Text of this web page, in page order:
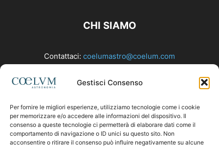
Gestisci Consenso
Per fornire le migliori esperienze, utilizziamo tecnologie come i cookie
per memorizzare e/o accedere alle informazioni del dispositivo. Il
consenso a queste tecnologie ci permetterà di elaborare dati come il
comportamento di navigazione o ID unici su questo sito. Non
acconsentire o ritirare il consenso può influire negativamente su alcune
CHI SIAMO
Contattaci: coelumastro@coelum.com
SEGUICI